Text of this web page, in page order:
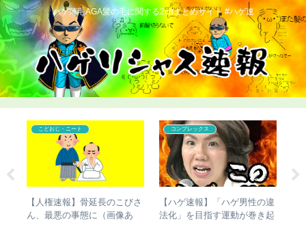
ハゲ薄毛AGA髪の毛に関する2chまとめサイト #ハゲ速
こどおじ・ニート
【ハゲ速報】かまいたち濱
家、ナチュラルにハゲる（画
コンプレックス
【ハゲ速報】イケおぢさん、
若い女子をSNSで募集した結